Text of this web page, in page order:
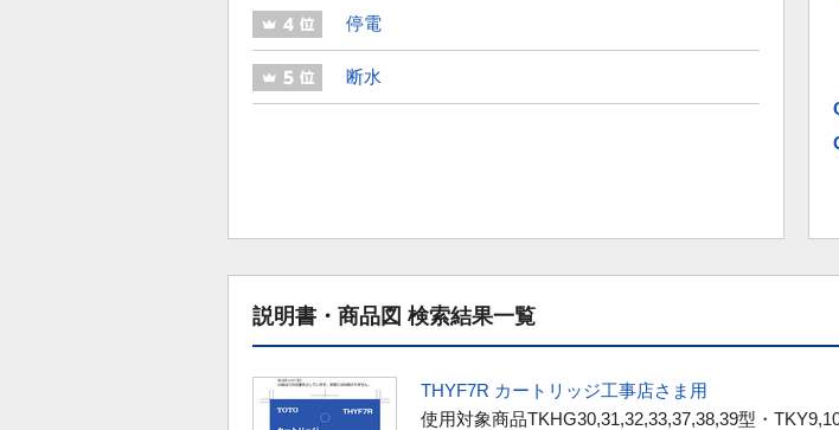
停電
断水
説明書・商品図 検索結果一覧
THYF7R カートリッジ工事店さま用
使用対象商品TKHG30,31,32,33,37,38,39型・ TKY9